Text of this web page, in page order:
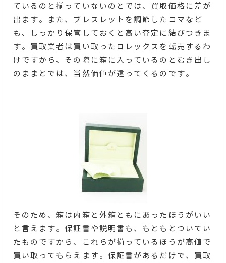
ているのと揃っていないのとでは、買取価格に差が
出ます。また、ブレスレットを調節したコマなど
も、しっかり保管しておくと高い査定に結びつきま
す。買取業者は買い取ったロレックスを転売するわ
けですから、その際に箱に入っているのとむき出し
のままとでは、当然価値が違ってくるのです。
そのため、箱は内箱と外箱ともにあったほうがいい
と言えます。保証書や説明書も、もともとついてい
たものですから、これらが揃っているほうが高値で
買い取ってもらえます。保証書があるだけで、買取